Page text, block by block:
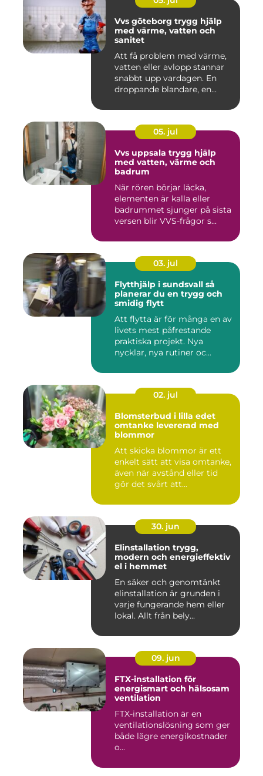
Vvs göteborg trygg hjälp
med värme, vatten och
sanitet
Att få problem med värme,
vatten eller avlopp stannar
snabbt upp vardagen. En
droppande blandare, en...
05. jul
Vvs uppsala trygg hjälp
med vatten, värme och
badrum
När rören börjar läcka,
elementen är kalla eller
badrummet sjunger på sista
versen blir VVS-frågor s...
03. jul
Flytthjälp i sundsvall så
planerar du en trygg och
smidig flytt
Att flytta är för många en av
livets mest påfrestande
praktiska projekt. Nya
nycklar, nya rutiner oc...
02. jul
Blomsterbud i lilla edet
omtanke levererad med
blommor
Att skicka blommor är ett
enkelt sätt att visa omtanke,
även när avstånd eller tid
gör det svårt att...
30. jun
Elinstallation trygg,
modern och energieffektiv
el i hemmet
En säker och genomtänkt
elinstallation är grunden i
varje fungerande hem eller
lokal. Allt från bely...
09. jun
FTX-installation för
energismart och hälsosam
ventilation
FTX-installation är en
ventilationslösning som ger
både lägre energikostnader
o...